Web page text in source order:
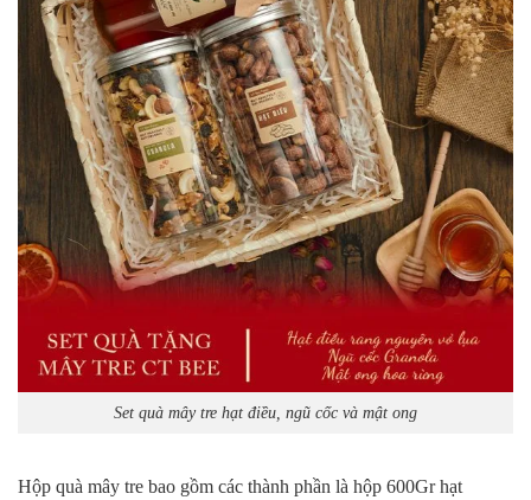
Set quà mây tre hạt điều, ngũ cốc và mật ong
Hộp quà mây tre bao gồm các thành phần là hộp 600Gr hạt